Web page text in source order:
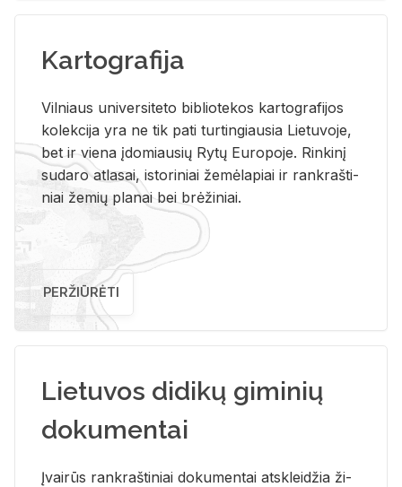
Kartografija
Vil­niaus uni­ver­si­te­to bi­b­lio­te­kos kar­to­gra­fi­jos
ko­lek­ci­ja yra ne tik pati tur­tin­giau­sia Lie­tu­vo­je,
bet ir vie­na įdo­miau­sių Rytų Eu­ro­po­je. Rin­ki­nį
su­da­ro at­la­sai, is­to­ri­niai že­mė­la­piai ir rank­raš­ti­
niai že­mių pla­nai bei brė­ži­niai.
PERŽIŪRĖTI
Lietuvos didikų giminių
dokumentai
Įvai­rūs rank­raš­ti­niai do­ku­men­tai at­sklei­džia ži­